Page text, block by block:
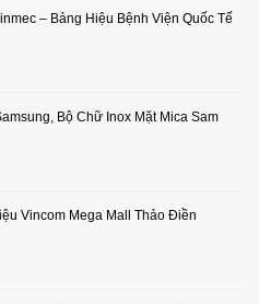
– Bảng Hiệu Bệnh Viện Quốc Tế
Bộ Chữ Inox Mặt Mica Sam
Vincom Mega Mall Thảo Điền